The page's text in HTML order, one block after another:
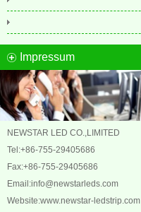
Impressum
NEWSTAR LED CO.,LIMITED
Tel:+86-755-29405686
Fax:+86-755-29405686
Email:info@newstarleds.com
Website:www.newstar-ledstrip.com